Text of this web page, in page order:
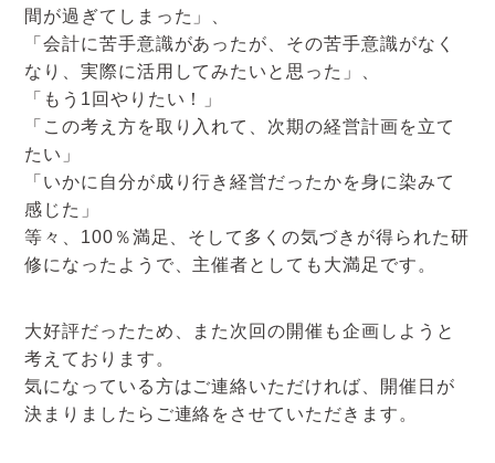
間が過ぎてしまった」、
「会計に苦手意識があったが、その苦手意識がなく
なり、実際に活用してみたいと思った」、
「もう1回やりたい！」
「この考え方を取り入れて、次期の経営計画を立て
たい」
「いかに自分が成り行き経営だったかを身に染みて
感じた」
等々、100％満足、そして多くの気づきが得られた研
修になったようで、主催者としても大満足です。
大好評だったため、また次回の開催も企画しようと
考えております。
気になっている方はご連絡いただければ、開催日が
決まりましたらご連絡をさせていただきます。